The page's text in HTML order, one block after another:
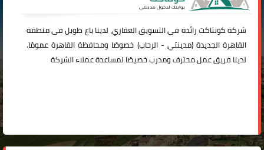
شركةكونتاكترائدة فى التسويق العقاري، لدينا باع طويل فى منطقة
القاهرة الجديدة (مدينتي -الرحاب) خصوصًا ومحافظة القاهرة عمومًا.
لدينا فريق عمل محترف ومدرب خصيصًا لمساعدة عملاء الشركة